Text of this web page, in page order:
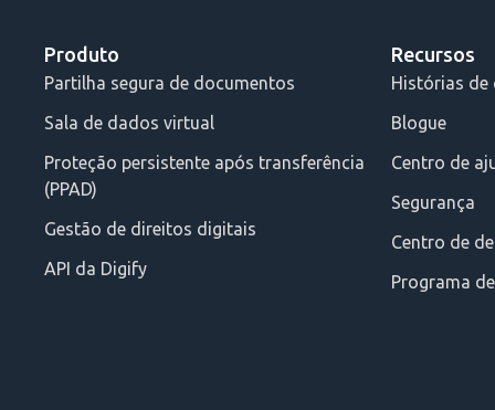
Produto
Partilha segura de documentos
Sala de dados virtual
Proteção persistente após transferência
(PPAD)
Gestão de direitos digitais
API da Digify
Recursos
Histórias de
Blogue
Centro de
Segurança
Centro de
Programa